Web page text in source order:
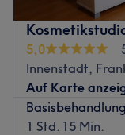
Gerne können
brasilianischem
Behandlung
5,0
Innenstadt,
Auf Karte
Basisbehandlung
1 Std. 15 Min.